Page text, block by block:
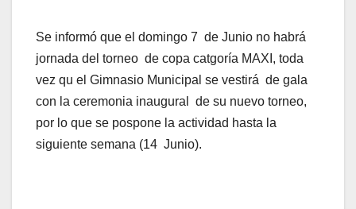
Se informó que el domingo 7 de Junio no habrá
jornada del torneo de copa catgoría MAXI, toda
vez qu el Gimnasio Municipal se vestirá de gala
con la ceremonia inaugural de su nuevo torneo,
por lo que se pospone la actividad hasta la
siguiente semana (14 Junio).